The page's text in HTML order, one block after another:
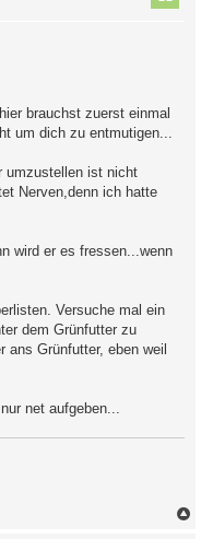
brauchst zuerst einmal
um dich zu entmutigen...
umzustellen ist nicht
Nerven,denn ich hatte
wird er es fressen...wenn
Versuche mal ein
dem Grünfutter zu
ans Grünfutter, eben weil
net aufgeben...